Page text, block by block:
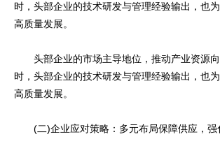
时，头部企业的技术研发与管理经验输出，也
高质量发展。
头部企业的市场主导地位，推动产业资源向
时，头部企业的技术研发与管理经验输出，也
高质量发展。
(二)企业应对策略：多元布局保障供应，强